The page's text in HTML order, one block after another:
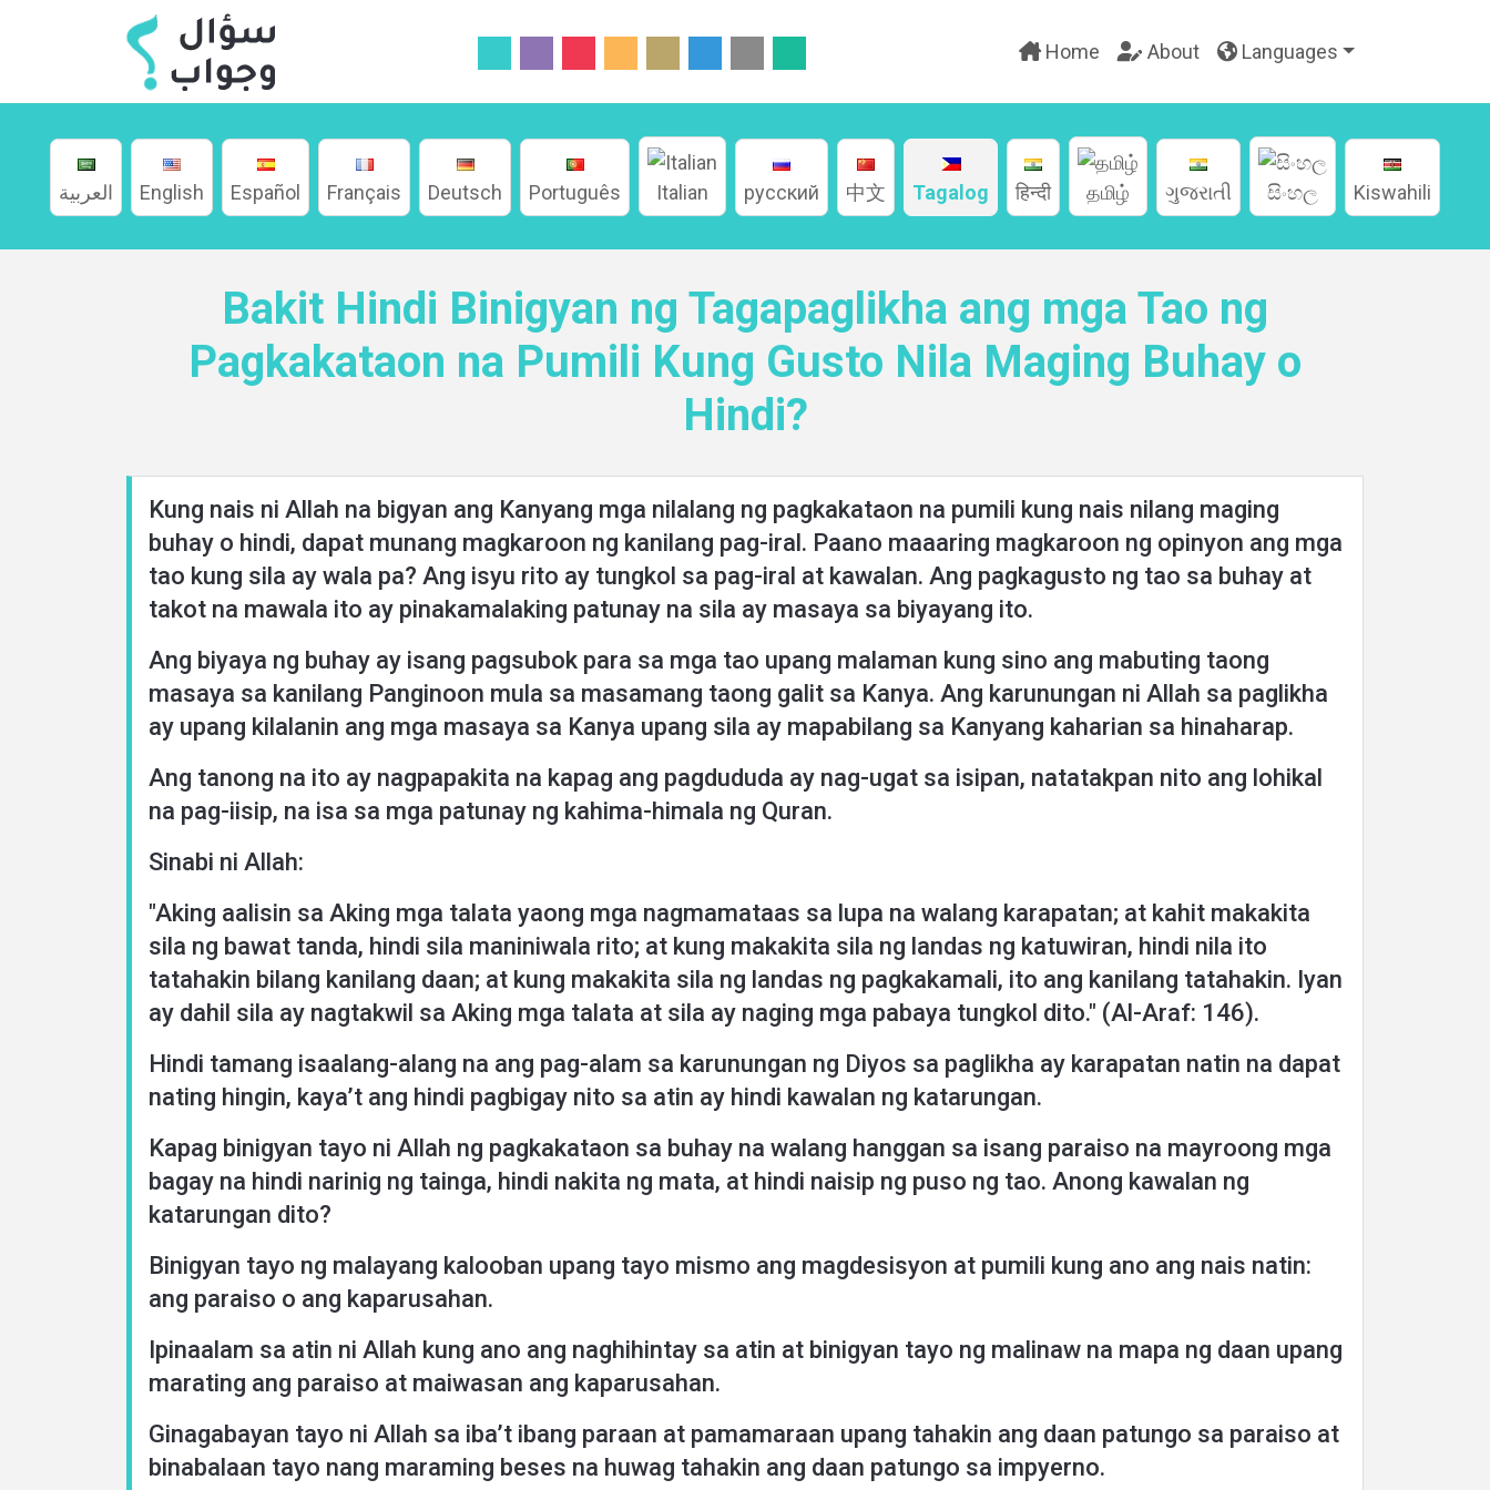
Languages
Home About Languages
العربية English Español Français Deutsch Português Italian русский 中文 Tagalog हिन्दी தமிழ் ગુજરાતી සිංහල Kiswahili
Bakit Hindi Binigyan ng Tagapaglikha ang mga Tao ng
Pagkakataon na Pumili Kung Gusto Nila Maging Buhay o
Hindi?
Kung nais ni Allah na bigyan ang Kanyang mga nilalang ng pagkakataon na pumili kung nais nilang maging
buhay o hindi, dapat munang magkaroon ng kanilang pag-iral. Paano maaaring magkaroon ng opinyon ang mga
tao kung sila ay wala pa? Ang isyu rito ay tungkol sa pag-iral at kawalan. Ang pagkagusto ng tao sa buhay at
takot na mawala ito ay pinakamalaking patunay na sila ay masaya sa biyayang ito.
Ang biyaya ng buhay ay isang pagsubok para sa mga tao upang malaman kung sino ang mabuting taong
masaya sa kanilang Panginoon mula sa masamang taong galit sa Kanya. Ang karunungan ni Allah sa paglikha
ay upang kilalanin ang mga masaya sa Kanya upang sila ay mapabilang sa Kanyang kaharian sa hinaharap.
Ang tanong na ito ay nagpapakita na kapag ang pagdududa ay nag-ugat sa isipan, natatakpan nito ang lohikal
na pag-iisip, na isa sa mga patunay ng kahima-himala ng Quran.
Sinabi ni Allah:
"Aking aalisin sa Aking mga talata yaong mga nagmamataas sa lupa na walang karapatan; at kahit makakita
sila ng bawat tanda, hindi sila maniniwala rito; at kung makakita sila ng landas ng katuwiran, hindi nila ito
tatahakin bilang kanilang daan; at kung makakita sila ng landas ng pagkakamali, ito ang kanilang tatahakin. Iyan
ay dahil sila ay nagtakwil sa Aking mga talata at sila ay naging mga pabaya tungkol dito." (Al-Araf: 146).
Hindi tamang isaalang-alang na ang pag-alam sa karunungan ng Diyos sa paglikha ay karapatan natin na dapat
nating hingin, kaya’t ang hindi pagbigay nito sa atin ay hindi kawalan ng katarungan.
Kapag binigyan tayo ni Allah ng pagkakataon sa buhay na walang hanggan sa isang paraiso na mayroong mga
bagay na hindi narinig ng tainga, hindi nakita ng mata, at hindi naisip ng puso ng tao. Anong kawalan ng
katarungan dito?
Binigyan tayo ng malayang kalooban upang tayo mismo ang magdesisyon at pumili kung ano ang nais natin:
ang paraiso o ang kaparusahan.
Ipinaalam sa atin ni Allah kung ano ang naghihintay sa atin at binigyan tayo ng malinaw na mapa ng daan upang
marating ang paraiso at maiwasan ang kaparusahan.
Ginagabayan tayo ni Allah sa iba’t ibang paraan at pamamaraan upang tahakin ang daan patungo sa paraiso at
binabalaan tayo nang maraming beses na huwag tahakin ang daan patungo sa impyerno.